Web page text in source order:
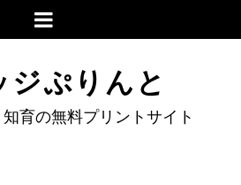
ジぷりんと
育の無料プリントサイト